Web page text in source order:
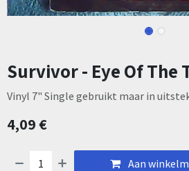
Survivor - Eye Of The
Vinyl 7" Single gebruikt maar in
4,09€
Aan